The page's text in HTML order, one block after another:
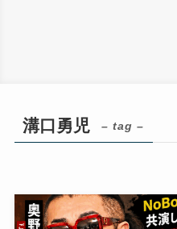
溝口勇児 – tag –